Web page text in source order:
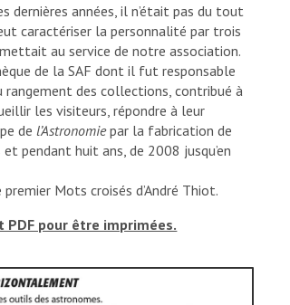
dernières années, il n’était pas du tout
caractériser la personnalité par trois
au service de notre association.
de la SAF dont il fut responsable
rangement des collections, contribué à
les visiteurs, répondre à leur
del’Astronomiepar la fabrication de
et pendant huit ans, de 2008 jusqu’en
Mots croisés d’André Thiot.
pour être imprimées.